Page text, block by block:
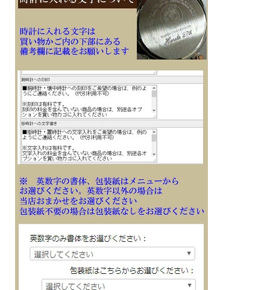
子供 息子 彼氏 父 お父さん お義父さん 永年勤続 周年記念 皆勤 栄転 退職 入学 成
人 卒業 贈り物 ギフト プレゼントにメッセージ 文字 名入れ 刻印した腕時計を
※１０文字分の加工費込みの表示価格です
ります）
※刻印文字はカート内の備考欄に記載ください